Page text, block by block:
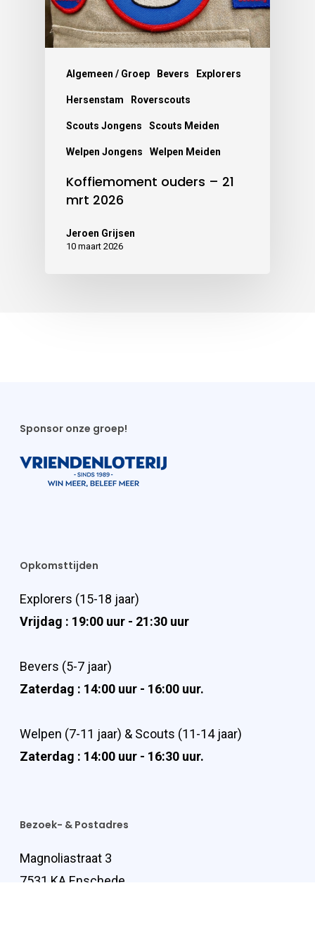
Algemeen / Groep Bevers Explorers
Hersenstam Roverscouts
Scouts Jongens Scouts Meiden
Welpen Jongens Welpen Meiden
Koffiemoment ouders – 21
mrt 2026
Jeroen Grijsen
10 maart 2026
Sponsor onze groep!
Opkomsttijden
Explorers (15-18 jaar)
Vrijdag : 19:00 uur - 21:30 uur
Bevers (5-7 jaar)
Zaterdag : 14:00 uur - 16:00 uur.
Welpen (7-11 jaar) & Scouts (11-14 jaar)
Zaterdag : 14:00 uur - 16:30 uur.
Bezoek- & Postadres
Magnoliastraat 3
7531 KA Enschede